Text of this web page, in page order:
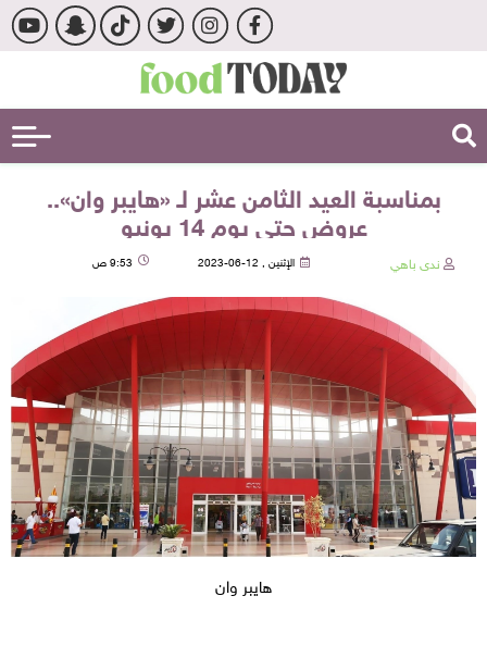
بمناسبة العيد الثامن عشر لـ «هايبر وان»..
عروض حتى يوم 14 يونيو
ندى باهي الإثنين , 12-06-2023 9:53 ص
هايبر وان